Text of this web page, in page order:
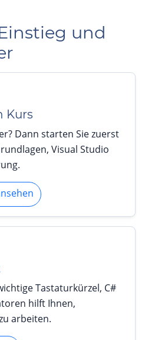
und
Kurs
Dann starten Sie zuerst
Visual Studio
Tastaturkürzel, C#
hilft Ihnen,
arbeiten.